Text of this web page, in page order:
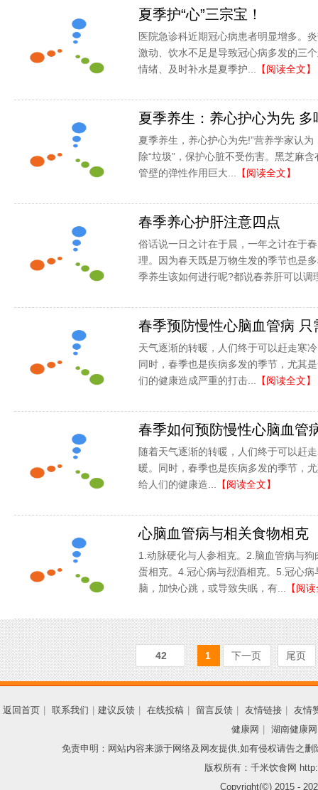
夏季护“心”三宗宝！
医院急诊科近期冠心病患者明显增多。
激动、饮水不足是导致冠心病多发的三
情绪、及时补水是夏季护...
【阅读全文】
夏季养生：养心护心为先 多
夏季养生，养心护心为先!”营养学家认
除“垃圾”，保护心脏不受伤害。黑芝麻
管壁的弹性作用巨大...
【阅读全文】
春季养心护肝注意四点
俗话说一日之计在于晨，一年之计在于
理。因为春天既是万物生发的季节也是
季养生该如何进行呢?都说春养肝可以调
春季预防慢性心脑血管病 只
天气逐渐的转暖，人们终于可以赶走寒
同时，春季也是疾病多发的季节，尤其
们的健康造成严重的打击...
【阅读全文】
春季如何预防慢性心脑血管
随着天气逐渐的转暖，人们终于可以赶
暖。同时，春季也是疾病多发的季节，
给人们的健康造...
【阅读全文】
心脑血管病与相关食物相克
1.动脉硬化与人参相克。2.脑血管病与
蛋相克。4.冠心病与烈酒相克。5.冠心
脑，加快心跳，或导致失眠，有...
【阅
42 1 下一页 尾页
返回首页 联系我们 建议反馈 在线投稿 留言反馈 友情链接
友情
健康网
湖南健康网
免责申明：网站内容来源于网络及网友提供,如有侵权请告之
版权所有：千米饮食网
Copyright(©) 2015 -